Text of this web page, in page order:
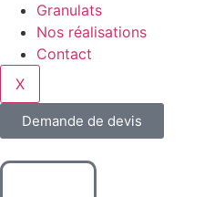
Granulats
Nos réalisations
Contact
X
Demande de devis